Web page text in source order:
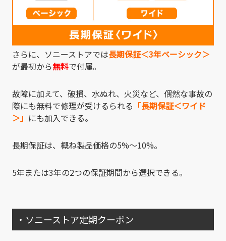
さらに、ソニーストアでは長期保証＜3年ベーシック＞
が最初から無料で付属。
故障に加えて、破損、水ぬれ、火災など、偶然な事故の
際にも無料で修理が受けるられる 「長期保証＜ワイド
＞」 にも加入できる。
長期保証は、概ね製品価格の5%～10%。
5年または3年の2つの保証期間から選択できる。
・ソニーストア定期クーポン